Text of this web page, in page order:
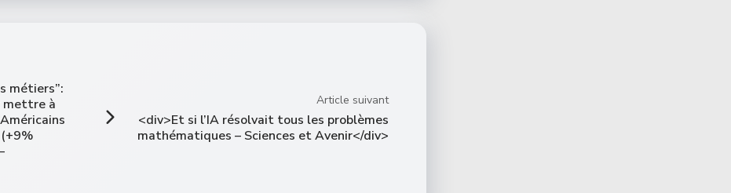
métiers”:
mettre à
Article suivant
<div>Et si l’IA résolvait tous les problèmes
mathématiques – Sciences et Avenir</div>